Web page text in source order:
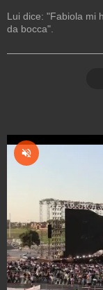
Lui dice: "Fabiola mi
da bocca".